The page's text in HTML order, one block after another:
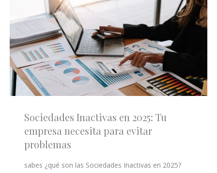
Sociedades Inactivas en 2025: Tu
empresa necesita para evitar
problemas
sabes ¿qué son las Sociedades Inactivas en 2025?